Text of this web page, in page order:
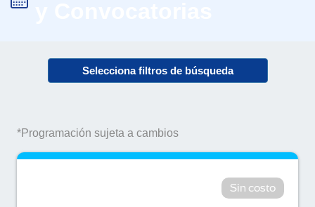
Selecciona filtros de búsqueda
*Programación sujeta a cambios
Sin costo